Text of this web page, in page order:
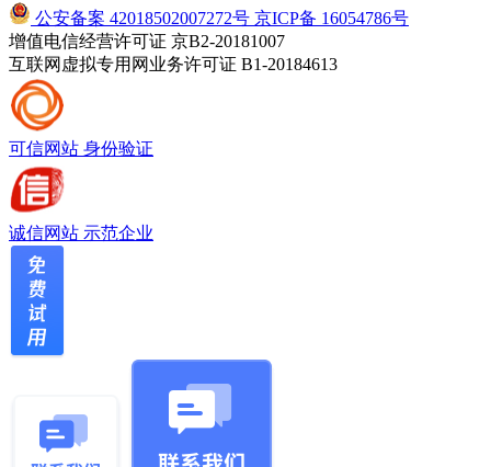
公安备案 42018502007272号 京ICP备 16054786号
增值电信经营许可证 京B2-20181007
互联网虚拟专用网业务许可证 B1-20184613
可信网站 身份验证
诚信网站 示范企业